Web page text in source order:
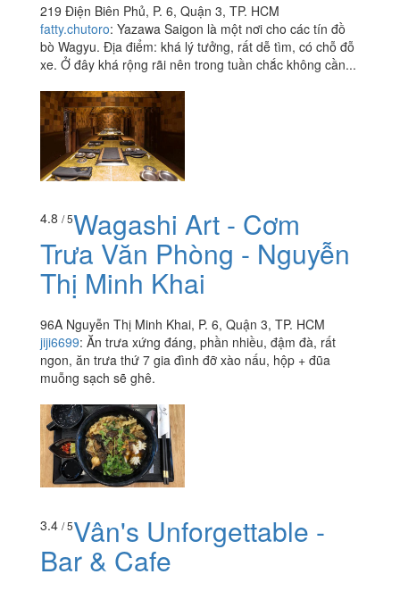
219 Điện Biên Phủ, P. 6, Quận 3, TP. HCM
fatty.chutoro: Yazawa Saigon là một nơi cho các tín đồ
bò Wagyu. Địa điểm: khá lý tưởng, rất dễ tìm, có chỗ đỗ
xe. Ở đây khá rộng rãi nên trong tuần chắc không cần...
4.8 / 5Wagashi Art - Cơm
Trưa Văn Phòng - Nguyễn
Thị Minh Khai
96A Nguyễn Thị Minh Khai, P. 6, Quận 3, TP. HCM
jiji6699: Ăn trưa xứng đáng, phần nhiều, đậm đà, rất
ngon, ăn trưa thứ 7 gia đình đỡ xào nấu, hộp + đũa
muỗng sạch sẽ ghê.
3.4 / 5Vân's Unforgettable -
Bar & Cafe